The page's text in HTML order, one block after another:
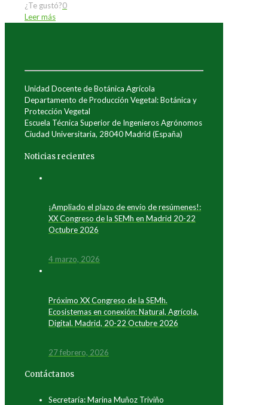
¿Te gustó?0
Leer más
Unidad Docente de Botánica Agrícola
Departamento de Producción Vegetal: Botánica y
Protección Vegetal
Escuela Técnica Superior de Ingenieros Agrónomos
Ciudad Universitaria, 28040 Madrid (España)
Noticias recientes
¡Ampliado el plazo de envío de resúmenes!:
XX Congreso de la SEMh en Madrid 20-22
Octubre 2026
4 marzo, 2026
Próximo XX Congreso de la SEMh.
Ecosistemas en conexión: Natural, Agrícola,
Digital. Madrid, 20-22 Octubre 2026
27 febrero, 2026
Contáctanos
Secretaría: Marina Muñoz Triviño